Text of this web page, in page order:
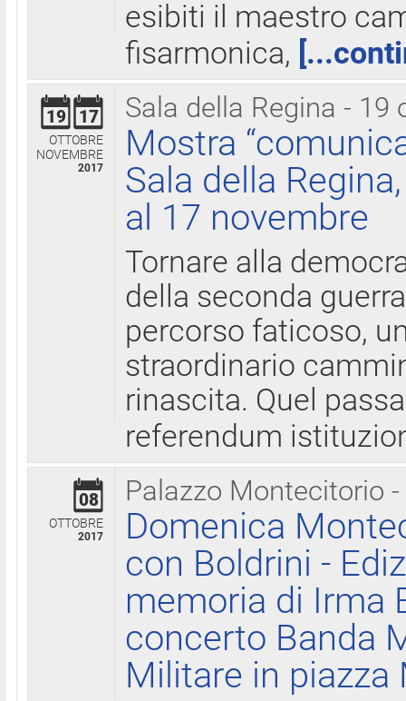
esibiti il maestro
fisarmonica,
Sala della Regina - 19
19 17
OTTOBRE
NOVEMBRE
2017
Mostra
Sala della
al 17 novembre
Tornare alla
della seconda
percorso faticoso,
straordinario
rinascita. Quel
referendum
Palazzo Montecitorio
08
OTTOBRE
2017
Domenica
con Boldrini -
memoria di Irma
concerto Banda
Militare in